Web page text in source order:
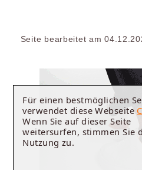
Seite bearbeitet am
Für einen bestmöglichen
verwendet diese Webseite
Wenn Sie auf dieser Seite
weitersurfen, stimmen Sie
Nutzung zu.